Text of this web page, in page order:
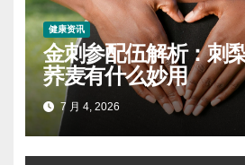
健康资讯
金刺参配伍解析：刺
荞麦有什么妙用
7 月 4, 2026